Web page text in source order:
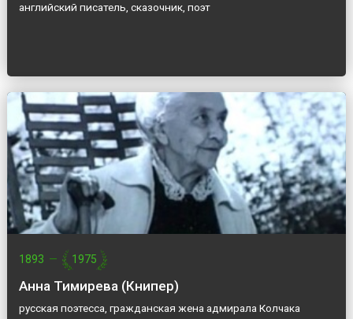
английский писатель, сказочник, поэт
1893 — 1975
Анна Тимирева (Книпер)
русская поэтесса, гражданская жена адмирала Колчака